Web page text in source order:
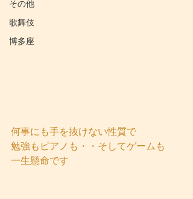
その他
歌舞伎
博多座
何事にも手を抜けない性質で
勉強もピアノも・・そしてゲームも
一生懸命です